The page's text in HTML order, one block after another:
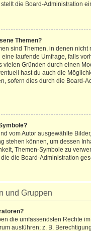
die Board-Administration
Themen?
sind Themen, in denen nicht
eine laufende Umfrage, falls
vielen Gründen durch einen
hast du auch die
sofern dies durch die Board-
vom Autor ausgewählte
stehen können, um dessen
Themen-Symbole zu
die Board-Administration
und Gruppen
die umfassendsten Rechte
ausführen; z. B.